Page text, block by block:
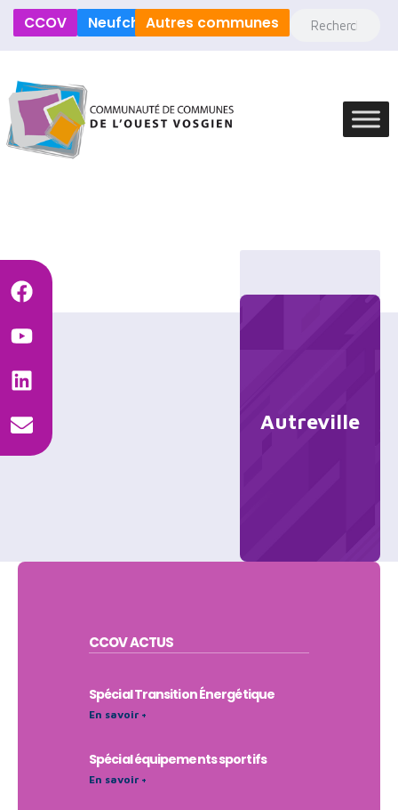
CCOV NeufchâteauAutres communes
Autreville
CCOVACTUS
Spécial Transition Énergétique
En savoir +
Spécial équipements sportifs
En savoir +